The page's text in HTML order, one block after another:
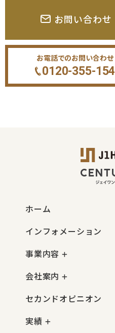
お問い合わせ
お電話でのお問い合わせ
0120-355-154
ホーム
インフォメーション
事業内容
会社案内
セカンドオピニオン
実績